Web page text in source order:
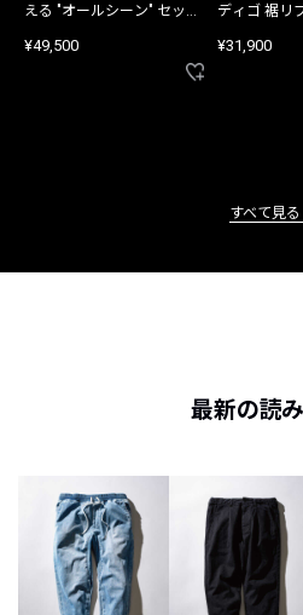
える "オールシーン" セット
¥49,500
ディゴ 裾リ
¥31,900
すべて見る
最新の読